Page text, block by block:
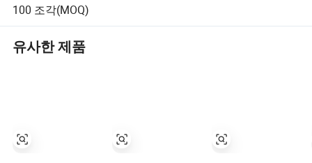
100 조각(MOQ)
유사한 제품